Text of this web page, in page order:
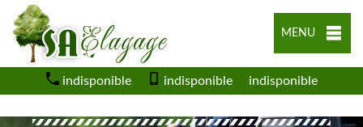
MENU
indisponible indisponible indisponible